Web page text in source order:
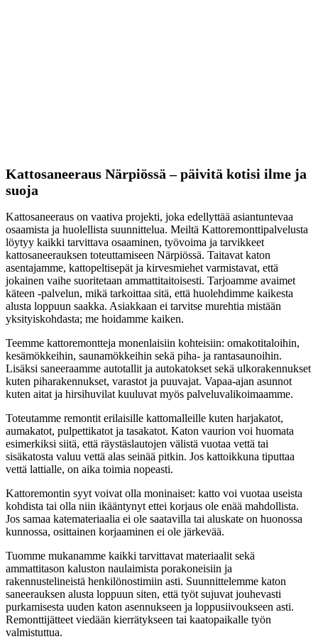
Kattosaneeraus Närpiössä – päivitä kotisi ilme ja
suoja
Kattosaneeraus on vaativa projekti, joka edellyttää asiantuntevaa
osaamista ja huolellista suunnittelua. Meiltä Kattoremonttipalvelusta
löytyy kaikki tarvittava osaaminen, työvoima ja tarvikkeet
kattosaneerauksen toteuttamiseen Närpiössä. Taitavat katon
asentajamme, kattopeltisepät ja kirvesmiehet varmistavat, että
jokainen vaihe suoritetaan ammattitaitoisesti. Tarjoamme avaimet
käteen -palvelun, mikä tarkoittaa sitä, että huolehdimme kaikesta
alusta loppuun saakka. Asiakkaan ei tarvitse murehtia mistään
yksityiskohdasta; me hoidamme kaiken.
Teemme kattoremontteja monenlaisiin kohteisiin: omakotitaloihin,
kesämökkeihin, saunamökkeihin sekä piha- ja rantasaunoihin.
Lisäksi saneeraamme autotallit ja autokatokset sekä ulkorakennukset
kuten piharakennukset, varastot ja puuvajat. Vapaa-ajan asunnot
kuten aitat ja hirsihuvilat kuuluvat myös palveluvalikoimaamme.
Toteutamme remontit erilaisille kattomalleille kuten harjakatot,
aumakatot, pulpettikatot ja tasakatot. Katon vaurion voi huomata
esimerkiksi siitä, että räystäslautojen välistä vuotaa vettä tai
sisäkatosta valuu vettä alas seinää pitkin. Jos kattoikkuna tiputtaa
vettä lattialle, on aika toimia nopeasti.
Kattoremontin syyt voivat olla moninaiset: katto voi vuotaa useista
kohdista tai olla niin ikääntynyt ettei korjaus ole enää mahdollista.
Jos samaa katemateriaalia ei ole saatavilla tai aluskate on huonossa
kunnossa, osittainen korjaaminen ei ole järkevää.
Tuomme mukanamme kaikki tarvittavat materiaalit sekä
ammattitason kaluston naulaimista porakoneisiin ja
rakennustelineistä henkilönostimiin asti. Suunnittelemme katon
saneerauksen alusta loppuun siten, että työt sujuvat jouhevasti
purkamisesta uuden katon asennukseen ja loppusiivoukseen asti.
Remonttijätteet viedään kierrätykseen tai kaatopaikalle työn
valmistuttua.